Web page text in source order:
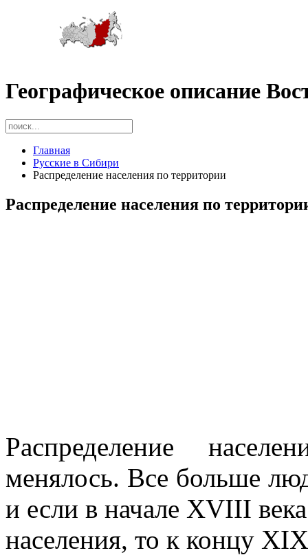
Географическое описание
Главная
Русские в Сибири
Распределение населения по территории
Распределение населения по
Распределение
менялось. Все больше
и если в начале XVIII
населения, то к концу